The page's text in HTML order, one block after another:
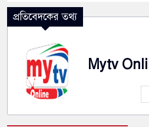
প্রতিবেদকের তথ্য
Mytv